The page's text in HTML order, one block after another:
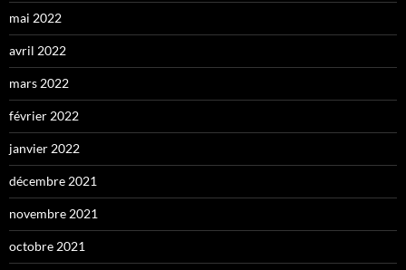
mai 2022
avril 2022
mars 2022
février 2022
janvier 2022
décembre 2021
novembre 2021
octobre 2021